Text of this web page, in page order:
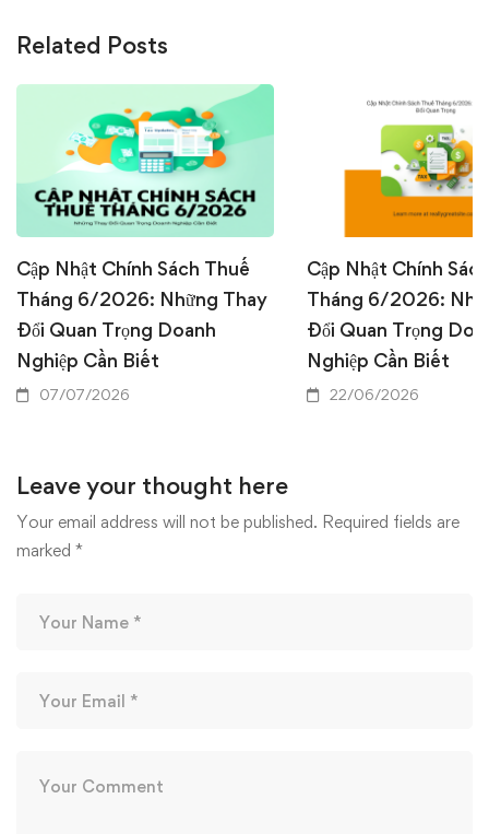
Related Posts
Cập Nhật Chính Sách Thuế
Tháng 6/2026: Những Thay
Đổi Quan Trọng Doanh
Nghiệp Cần Biết
07/07/2026
Cập Nhật Chính
Tháng 6/2026:
Đổi Quan Trọng
Nghiệp Cần Biết
22/06/2026
Leave your thought here
Your email address will not be published. Required fields are
marked *